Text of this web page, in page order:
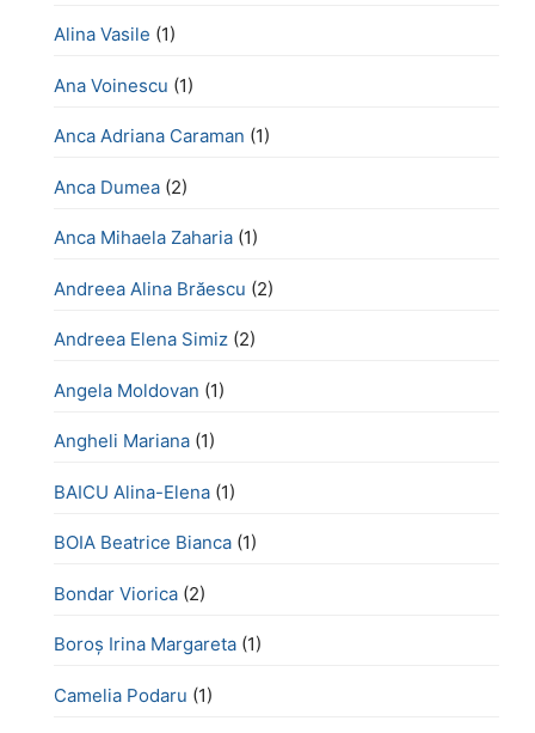
Alina Vasile (1)
Ana Voinescu (1)
Anca Adriana Caraman (1)
Anca Dumea (2)
Anca Mihaela Zaharia (1)
Andreea Alina Brăescu (2)
Andreea Elena Simiz (2)
Angela Moldovan (1)
Angheli Mariana (1)
BAICU Alina-Elena (1)
BOIA Beatrice Bianca (1)
Bondar Viorica (2)
Boroş Irina Margareta (1)
Camelia Podaru (1)